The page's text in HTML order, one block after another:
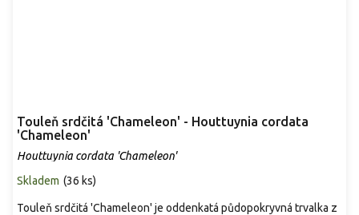
Touleň srdčitá 'Chameleon' - Houttuynia cordata
'Chameleon'
Houttuynia cordata 'Chameleon'
Skladem (36 ks)
Touleň srdčitá 'Chameleon' je oddenkatá půdopokryvná trvalka z